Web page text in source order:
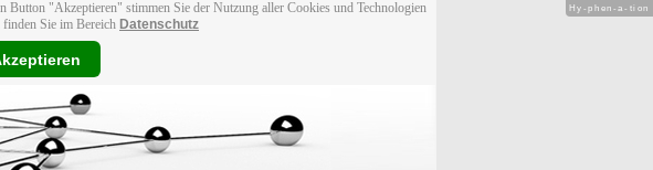
Button "Akzeptieren" stimmen Sie der Nutzung aller Cookies und Technologien
Sie im Bereich Datenschutz
Hy-phen-a-tion